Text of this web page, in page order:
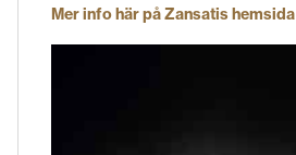
Mer info här på Zansatis hemsida